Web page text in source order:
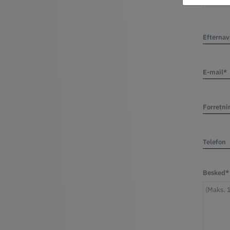
E-mail*
Telefon
Besked*